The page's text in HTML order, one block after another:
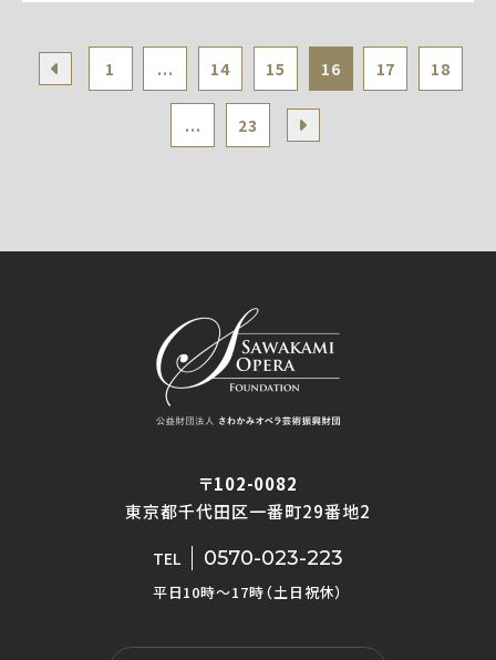
1 ... 14 15 16 17 18
... 23
〒102-0082
東京都千代田区一番町29番地2
TEL 0570-023-223
平日10時〜17時（土日祝休）